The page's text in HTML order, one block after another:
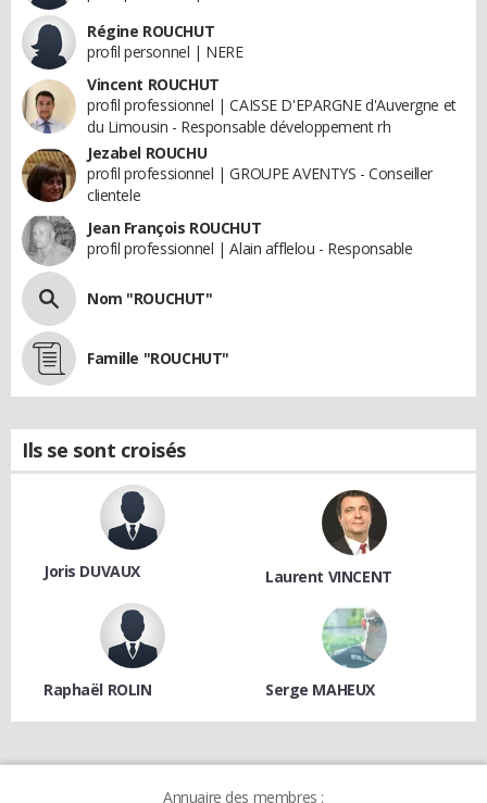
Régine ROUCHUT
profil personnel | NERE
Vincent ROUCHUT
profil professionnel | CAISSE D'EPARGNE d'Auvergne et
du Limousin - Responsable développement rh
Jezabel ROUCHU
profil professionnel | GROUPE AVENTYS - Conseiller
clientele
Jean François ROUCHUT
profil professionnel | Alain afflelou - Responsable
Nom "ROUCHUT"
Famille "ROUCHUT"
Ils se sont croisés
Joris DUVAUX Laurent VINCENT
Raphaël ROLIN Serge MAHEUX
Annuaire des membres :